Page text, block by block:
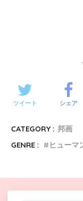
ツイート シェア
CATEGORY : 邦画
GENRE :
ヒューマ